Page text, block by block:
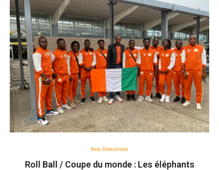
Nos Sélections
Roll Ball / Coupe du monde : Les éléphants